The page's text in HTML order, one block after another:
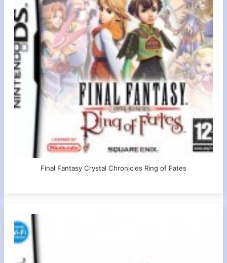
Final Fantasy Crystal Chronicles Ring of Fates